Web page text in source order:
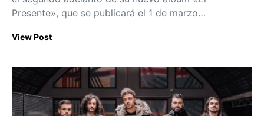
Presente», que se publicará el 1 de marzo…
View Post